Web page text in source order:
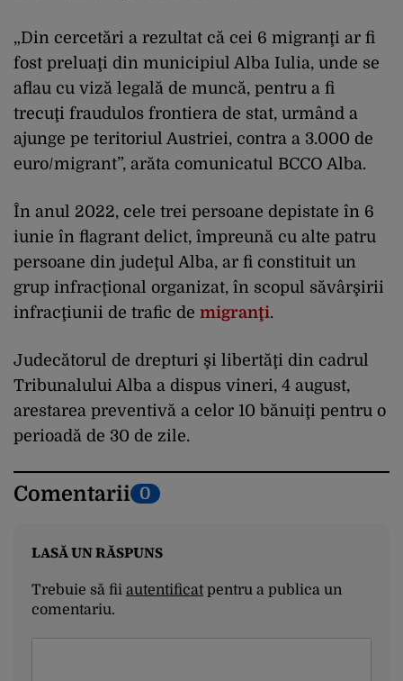
„Din cercetări a rezultat că cei 6 migranţi ar fi
fost preluaţi din municipiul Alba Iulia, unde se
aflau cu viză legală de muncă, pentru a fi
trecuţi fraudulos frontiera de stat, urmând a
ajunge pe teritoriul Austriei, contra a 3.000 de
euro/migrant”, arăta comunicatul BCCO Alba.
În anul 2022, cele trei persoane depistate în 6
iunie în flagrant delict, împreună cu alte patru
persoane din judeţul Alba, ar fi constituit un
grup infracţional organizat, în scopul săvârşirii
infracţiunii de trafic de migranţi.
Judecătorul de drepturi şi libertăţi din cadrul
Tribunalului Alba a dispus vineri, 4 august,
arestarea preventivă a celor 10 bănuiţi pentru o
perioadă de 30 de zile.
Comentarii 0
LASĂ UN RĂSPUNS
Trebuie să fii autentificatpentru a publica un
comentariu.